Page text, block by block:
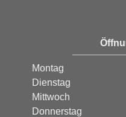
Montag
Dienstag
Mittwoch
Donnerstag